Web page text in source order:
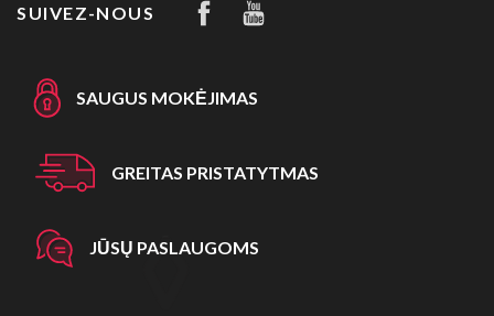
SUIVEZ-NOUS
SAUGUS MOKĖJIMAS
GREITAS PRISTATYTMAS
JŪSŲ PASLAUGOMS